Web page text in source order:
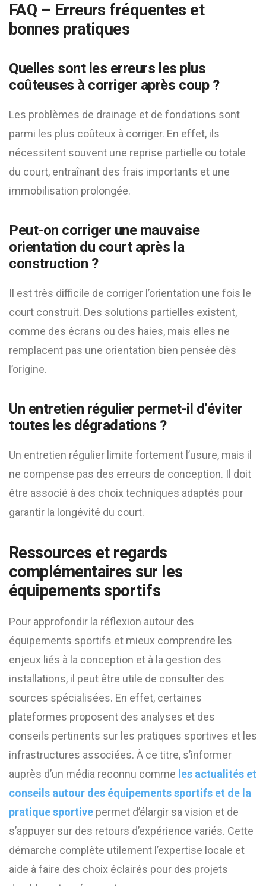
FAQ – Erreurs fréquentes et
bonnes pratiques
Quelles sont les erreurs les plus
coûteuses à corriger après coup ?
Les problèmes de drainage et de fondations sont
parmi les plus coûteux à corriger. En effet, ils
nécessitent souvent une reprise partielle ou totale
du court, entraînant des frais importants et une
immobilisation prolongée.
Peut-on corriger une mauvaise
orientation du court après la
construction ?
Il est très difficile de corriger l’orientation une fois le
court construit. Des solutions partielles existent,
comme des écrans ou des haies, mais elles ne
remplacent pas une orientation bien pensée dès
l’origine.
Un entretien régulier permet-il d’éviter
toutes les dégradations ?
Un entretien régulier limite fortement l’usure, mais il
ne compense pas des erreurs de conception. Il doit
être associé à des choix techniques adaptés pour
garantir la longévité du court.
Ressources et regards
complémentaires sur les
équipements sportifs
Pour approfondir la réflexion autour des
équipements sportifs et mieux comprendre les
enjeux liés à la conception et à la gestion des
installations, il peut être utile de consulter des
sources spécialisées. En effet, certaines
plateformes proposent des analyses et des
conseils pertinents sur les pratiques sportives et les
infrastructures associées. À ce titre, s’informer
auprès d’un média reconnu comme les actualités et
conseils autour des équipements sportifs et de la
pratique sportive permet d’élargir sa vision et de
s’appuyer sur des retours d’expérience variés. Cette
démarche complète utilement l’expertise locale et
aide à faire des choix éclairés pour des projets